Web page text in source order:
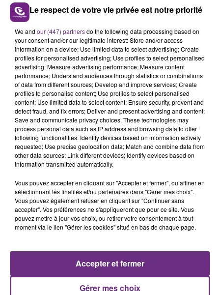
20h36
SI TOUT LE MONDE FAIT ÇA, MOI L'ANNÉE
PROCHAINE JE VENDANGE EN...
La vendange en Champagne a débuté ce jeudi 6
août dans la commune de Montgueux (Aube). Du
jamais vu !
14h39
L'INSPECTION DU TRAVAIL RAPPELLE À
L'ORDRE SUR LES CONDITIONS DE...
Alors que les dates de début des vendange 2026
l'inspection du Travail en profite pour rappeler
les conditions de...
TITRES DIFFUSÉS
Le respect de votre vie privée est notre priorité
We and our (447) partnersdo the following data processing based on
your consent and/or our legitimate interest: Store and/or access
information on a device; Use limited data to select advertising; Create
profiles for personalised advertising; Use profiles to select personalised
advertising; Measure advertising performance; Measure content
performance; Understand audiences through statistics or combinations
of data from different sources; Develop and improve services; Create
profiles to personalise content; Use profiles to select personalised
content; Use limited data to select content; Ensure security, prevent and
detect fraud, and fix errors; Deliver and present advertising and content;
Save and communicate privacy choices. These technologies may
process personal data such as IP address and browsing data to offer
following functionalities: Identify devices based on information actively
requested; Use precise geolocation data; Match and combine data from
other data sources; Link different devices; Identify devices based on
information transmitted automatically.
Vous pouvez accepter en cliquant sur "Accepter et fermer", ou affiner en
sélectionnant les finalités et/ou partenaires dans "Gérer mes choix".
Vous pouvez également refuser en cliquant sur "Continuer sans
accepter". Vos préférences ne s'appliqueront que pour ce site. Vous
pouvez mettre à jour vos choix, ou retirer votre consentement à tout
moment via le lien "Gérer les cookies" situé en bas de chaque page.
Gérer mes choix
Accepter et fermer